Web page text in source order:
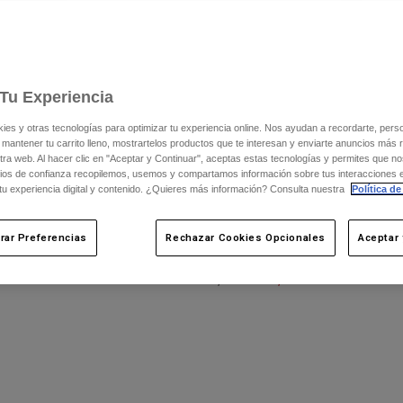
Lunar Special Edition
Camiseta de manga larga Ranger
Experiencia
y otras tecnologías para optimizar tu experiencia online. Nos ayudan a recordarte,
tu carrito lleno, mostrartelos productos que te interesan y enviarte anuncios más
web. Al hacer clic en "Aceptar y Continuar", aceptas estas tecnologías y permites que
de confianza recopilemos, usemos y compartamos información sobre tus interacciones
experiencia digital y contenido. ¿Quieres más información? Consulta nuestra
Política
Preferencias Rechazar Cookies Opcionales Aceptar